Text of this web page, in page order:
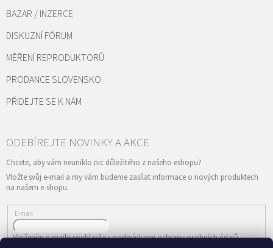
BAZAR / INZERCE
DISKUZNÍ FÓRUM
MĚŘENÍ REPRODUKTORŮ
PRODANCE SLOVENSKO
PŘIDEJTE SE K NÁM
Vložte svůj e-mail a my vám budeme zasílat informace o nových produktech
na našem e-shopu.
E-mail
Vložením e-mailu souhlasíte spodmínkami ochrany osobních údajů